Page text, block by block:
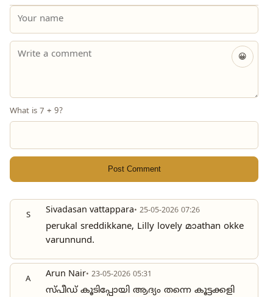
😀
What is 7 + 9?
Post Comment
S Sivadasan vattappara• 25-05-2026 07:26
perukal sreddikkane, Lilly lovely മാathan ‌‌‌‌‌‌okke
varunnund.
A Arun Nair• 23-05-2026 05:31
സ്പീഡ് കൂടിപ്പോയി ആദ്യം തന്നെ കൂട്ടക്കളി